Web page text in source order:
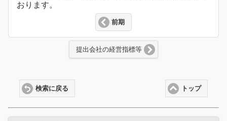
おります。
前期
提出会社の経営指標等
トップ
検索に戻る